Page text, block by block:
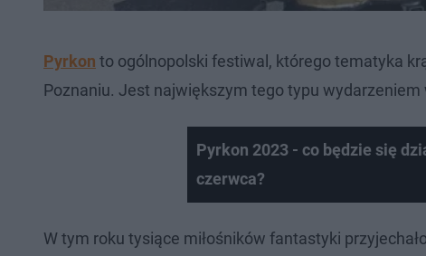
Pyrkon to ogólnopolski festiwal, którego tematyka
Poznaniu. Jest największym tego typu wydarzeniem
Pyrkon 2023 - co będzie się
czerwca?
W tym roku tysiące miłośników fantastyki